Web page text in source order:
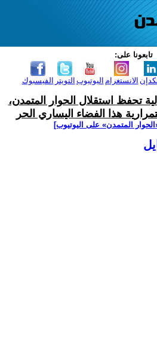
تابعونا على:
الفيسبوك التويتر اليوتيوب الانستغرام
تحفظ استقلال الحوار المتمدن،
هذا الفضاء اليساري الحر
المتمدن» على اليوتيوب]